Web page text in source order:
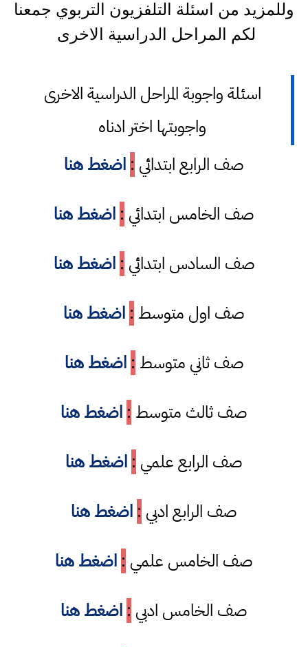
وللمزيد من اسئلة التلفزيون التربوي جمعنا
لكم المراحل الدراسية الاخرى
اسئلة واجوبة المراحل الدراسية الاخرى
واجوبتها اختر ادناه
صف الرابع ابتدائي : اضغط هنا
صف الخامس ابتدائي : اضغط هنا
صف السادس ابتدائي : اضغط هنا
صف اول متوسط : اضغط هنا
صف ثاني متوسط : اضغط هنا
صف ثالث متوسط : اضغط هنا
صف الرابع علمي : اضغط هنا
صف الرابع ادبي : اضغط هنا
صف الخامس علمي : اضغط هنا
صف الخامس ادبي : اضغط هنا